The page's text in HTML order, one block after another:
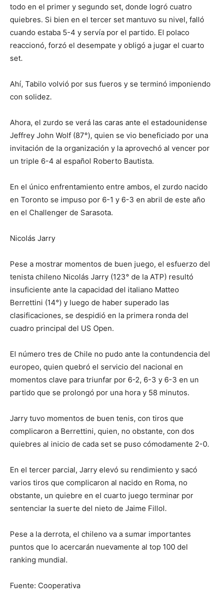
todo en el primer y segundo set, donde logró cuatro
quiebres. Si bien en el tercer set mantuvo su nivel, falló
cuando estaba 5-4 y servía por el partido. El polaco
reaccionó, forzó el desempate y obligó a jugar el cuarto
set.
Ahí, Tabilo volvió por sus fueros y se terminó imponiendo
con solidez.
Ahora, el zurdo se verá las caras ante el estadounidense
Jeffrey John Wolf (87°), quien se vio beneficiado por una
invitación de la organización y la aprovechó al vencer por
un triple 6-4 al español Roberto Bautista.
En el único enfrentamiento entre ambos, el zurdo nacido
en Toronto se impuso por 6-1 y 6-3 en abril de este año
en el Challenger de Sarasota.
Nicolás Jarry
Pese a mostrar momentos de buen juego, el esfuerzo del
tenista chileno Nicolás Jarry (123° de la ATP) resultó
insuficiente ante la capacidad del italiano Matteo
Berrettini (14°) y luego de haber superado las
clasificaciones, se despidió en la primera ronda del
cuadro principal del US Open.
El número tres de Chile no pudo ante la contundencia del
europeo, quien quebró el servicio del nacional en
momentos clave para triunfar por 6-2, 6-3 y 6-3 en un
partido que se prolongó por una hora y 58 minutos.
Jarry tuvo momentos de buen tenis, con tiros que
complicaron a Berrettini, quien, no obstante, con dos
quiebres al inicio de cada set se puso cómodamente 2-0.
En el tercer parcial, Jarry elevó su rendimiento y sacó
varios tiros que complicaron al nacido en Roma, no
obstante, un quiebre en el cuarto juego terminar por
sentenciar la suerte del nieto de Jaime Fillol.
Pese a la derrota, el chileno va a sumar importantes
puntos que lo acercarán nuevamente al top 100 del
ranking mundial.
Fuente: Cooperativa